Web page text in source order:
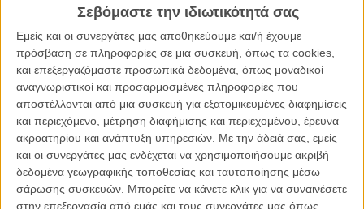
Σεβόμαστε την ιδιωτικότητά σας
Εμείς και οι συνεργάτες μας αποθηκεύουμε και/ή έχουμε
πρόσβαση σε πληροφορίες σε μια συσκευή, όπως τα cookies,
και επεξεργαζόμαστε προσωπικά δεδομένα, όπως μοναδικοί
αναγνωριστικοί και προσαρμοσμένες πληροφορίες που
αποστέλλονται από μια συσκευή για εξατομικευμένες διαφημίσεις
και περιεχόμενο, μέτρηση διαφήμισης και περιεχομένου, έρευνα
ακροατηρίου και ανάπτυξη υπηρεσιών. Με την άδειά σας, εμείς
και οι συνεργάτες μας ενδέχεται να χρησιμοποιήσουμε ακριβή
δεδομένα γεωγραφικής τοποθεσίας και ταυτοποίησης μέσω
σάρωσης συσκευών. Μπορείτε να κάνετε κλικ για να συναινέσετε
στην επεξεργασία από εμάς και τους συνεργάτες μας όπως
Blackhat του Μάικλ Μαν
Brooklyn του Τζον Κρόουλι
Cake του Ντάνιελ Μπαρνς
Carol του Τοντ Χέινς
Chappie του Νιλ Μπλόμκαμπ
Chevalier της Αθηνάς Τσαγγάρη
Chic! του Ζερόμ Κορνουό
Child 44 του Ντάνιελ Εσπινόζα
Dan Georgakas: Ο Επαναστάτης της Διασποράς του Κώστα
Βάκκα
Demonic (Demonic / House of Horror) του Γουίλ Κάνον
Dheepan: Ο Ανθρωπος Χωρίς Πατρίδα (Dheepan) του Ζακ